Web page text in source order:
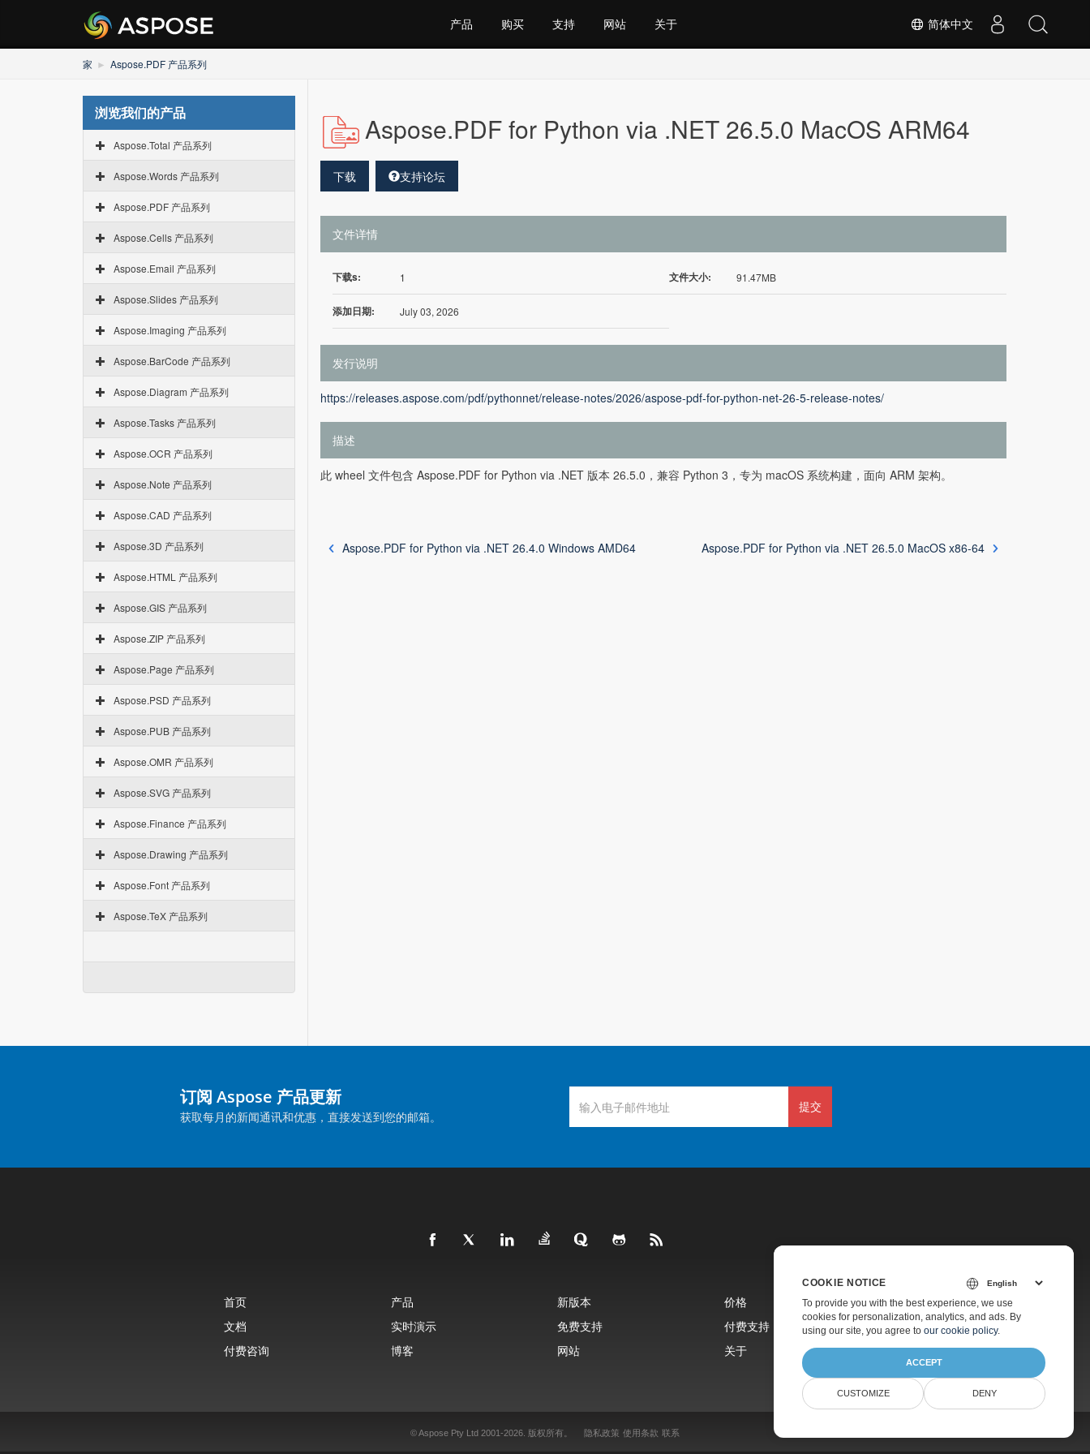
简体中文
产品 购买 支持 网站 关于
家 Aspose.PDF 产品系列
浏览我们的产品
Aspose.Total 产品系列
Aspose.Words 产品系列
Aspose.PDF 产品系列
Aspose.Cells 产品系列
Aspose.Email 产品系列
Aspose.Slides 产品系列
Aspose.Imaging 产品系列
Aspose.BarCode 产品系列
Aspose.Diagram 产品系列
Aspose.Tasks 产品系列
Aspose.OCR 产品系列
Aspose.Note 产品系列
Aspose.CAD 产品系列
Aspose.3D 产品系列
Aspose.HTML 产品系列
Aspose.GIS 产品系列
Aspose.ZIP 产品系列
Aspose.Page 产品系列
Aspose.PSD 产品系列
Aspose.PUB 产品系列
Aspose.OMR 产品系列
Aspose.SVG 产品系列
Aspose.Finance 产品系列
Aspose.Drawing 产品系列
Aspose.Font 产品系列
Aspose.TeX 产品系列
Aspose.PDF for Python via .NET 26.5.0 MacOS ARM64
下载 支持论坛
文件详情
下载s: 1 文件大小: 91.47MB
添加日期: July 03, 2026
发行说明
https://releases.aspose.com/pdf/pythonnet/release-notes/2026/aspose-pdf-for-python-net-26-5-release-notes/
描述
此 wheel 文件包含 Aspose.PDF for Python via .NET 版本 26.5.0，兼容 Python 3，专为 macOS 系统构建，面向 ARM 架构。
Aspose.PDF for Python via .NET 26.4.0 Windows AMD64 Aspose.PDF for Python via .NET 26.5.0 MacOS x86-64
订阅 Aspose 产品更新
获取每月的新闻通讯和优惠，直接发送到您的邮箱。
提交
首页 产品 新版本
价格
文档
实时演示 免费支持
付费支持
付费咨询
博客 网站 关于
© Aspose Pty Ltd 2001-2026. 版权所有。 隐私政策 使用条款 联系
COOKIE NOTICE
To provide you with the best experience, we use
cookies for personalization, analytics, and ads. By
using our site, you agree to our cookie policy.
ACCEPT
CUSTOMIZE DENY